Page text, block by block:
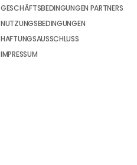
GESCHÄFTSBEDINGUNGEN PARTNERS
NUTZUNGSBEDINGUNGEN
HAFTUNGSAUSSCHLUSS
IMPRESSUM